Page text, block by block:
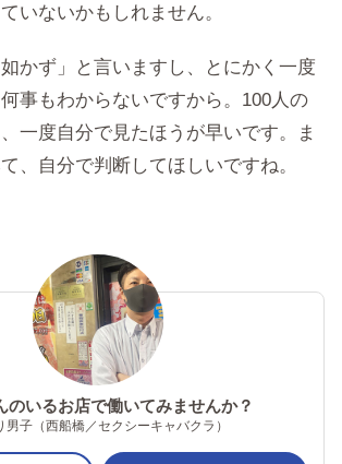
いないかもしれません。
如かず」と言いますし、とにかく一度
事もわからないですから。100人の
一度自分で見たほうが早いです。ま
、自分で判断してほしいですね。
のいるお店で働いてみませんか？
男子（西船橋／セクシーキャバクラ）